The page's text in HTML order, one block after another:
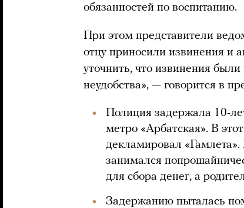
обязанностей по воспитанию.
При этом представители
отцу приносили извинения и
уточнить, что извинения
неудобства», — говорится в
Полиция задержала 10-
метро «Арбатская». В
декламировал
занимался
для сбора денег, а
Задержанию пыталась